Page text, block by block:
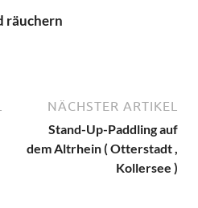
räuchern
NÄCHSTER ARTIKEL
Stand-Up-Paddling auf
dem Altrhein ( Otterstadt ,
Kollersee )